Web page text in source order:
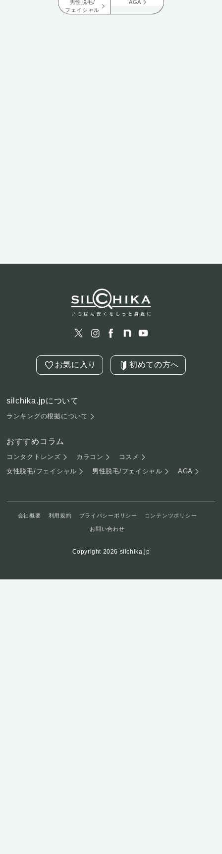
男性脱毛/
フェイシャル
AGA
お気に入り 初めての方へ
silchika.jpについて
ランキングの根拠について
おすすめコラム
コンタクトレンズ カラコン
コスメ
女性脱毛/フェイシャル
男性脱毛/フェイシャル AGA
会社概要 利用規約 プライバシーポリシー コンテンツポリシー
お問い合わせ
Copyright 2026 silchika.jp